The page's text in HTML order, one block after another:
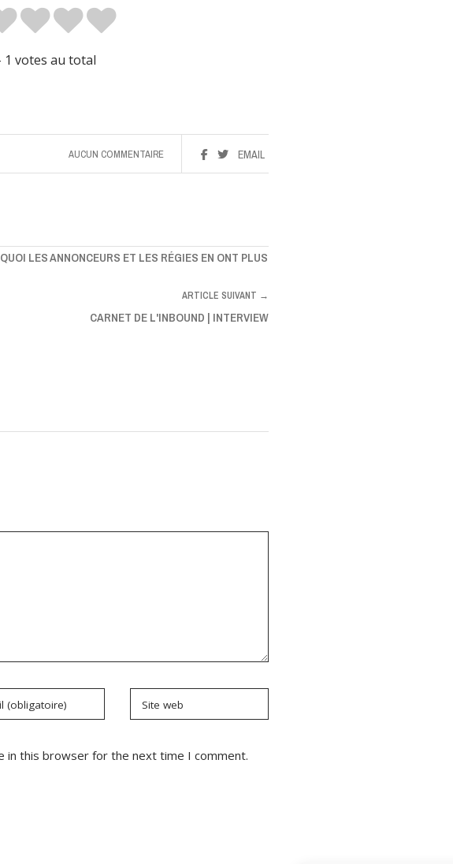
1 votes au total
EMAIL
AUCUN COMMENTAIRE
LES ANNONCEURS ET LES RÉGIES EN ONT PLUS
ARTICLE SUIVANT →
CARNET DE L'INBOUND | INTERVIEW
(obligatoire) Site web
in this browser for the next time I comment.